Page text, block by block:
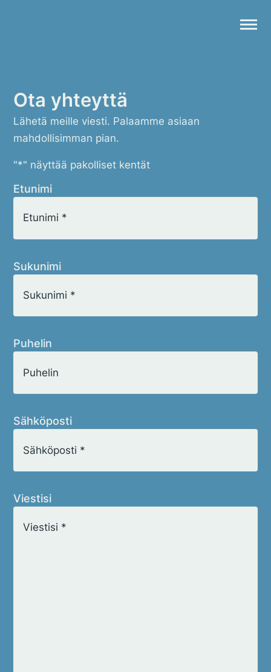
Etunimi
Sukunimi
Tietosuoja
Hyväksyn Lyhytterapiainstituutin
Ota yhteyttä
Lähetä meille viesti. Palaamme asiaan
mahdollisimman pian.
"*" näyttää pakolliset kentät
Etunimi
Sukunimi
Puhelin
Sähköposti
Viestisi